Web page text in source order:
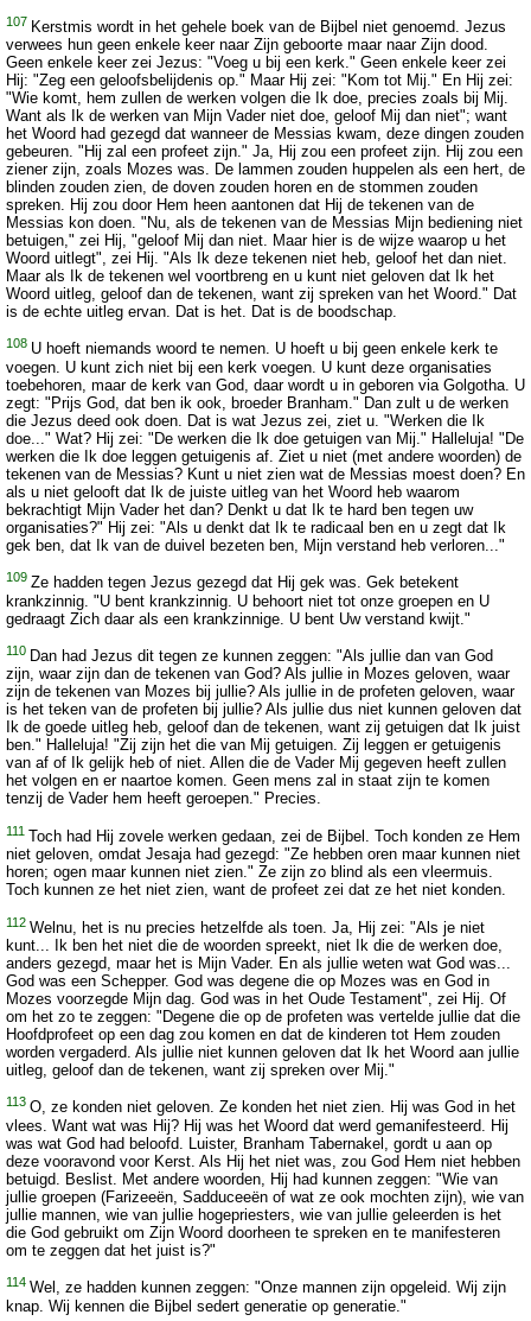
107 Kerstmis wordt in het gehele boek van de Bijbel niet genoemd. Jezus
verwees hun geen enkele keer naar Zijn geboorte maar naar Zijn dood.
Geen enkele keer zei Jezus: "Voeg u bij een kerk." Geen enkele keer zei
Hij: "Zeg een geloofsbelijdenis op." Maar Hij zei: "Kom tot Mij." En Hij zei:
"Wie komt, hem zullen de werken volgen die Ik doe, precies zoals bij Mij.
Want als Ik de werken van Mijn Vader niet doe, geloof Mij dan niet"; want
het Woord had gezegd dat wanneer de Messias kwam, deze dingen zouden
gebeuren. "Hij zal een profeet zijn." Ja, Hij zou een profeet zijn. Hij zou een
ziener zijn, zoals Mozes was. De lammen zouden huppelen als een hert, de
blinden zouden zien, de doven zouden horen en de stommen zouden
spreken. Hij zou door Hem heen aantonen dat Hij de tekenen van de
Messias kon doen. "Nu, als de tekenen van de Messias Mijn bediening niet
betuigen," zei Hij, "geloof Mij dan niet. Maar hier is de wijze waarop u het
Woord uitlegt", zei Hij. "Als Ik deze tekenen niet heb, geloof het dan niet.
Maar als Ik de tekenen wel voortbreng en u kunt niet geloven dat Ik het
Woord uitleg, geloof dan de tekenen, want zij spreken van het Woord." Dat
is de echte uitleg ervan. Dat is het. Dat is de boodschap.
108 U hoeft niemands woord te nemen. U hoeft u bij geen enkele kerk te
voegen. U kunt zich niet bij een kerk voegen. U kunt deze organisaties
toebehoren, maar de kerk van God, daar wordt u in geboren via Golgotha. U
zegt: "Prijs God, dat ben ik ook, broeder Branham." Dan zult u de werken
die Jezus deed ook doen. Dat is wat Jezus zei, ziet u. "Werken die Ik
doe..." Wat? Hij zei: "De werken die Ik doe getuigen van Mij." Halleluja! "De
werken die Ik doe leggen getuigenis af. Ziet u niet (met andere woorden) de
tekenen van de Messias? Kunt u niet zien wat de Messias moest doen? En
als u niet gelooft dat Ik de juiste uitleg van het Woord heb waarom
bekrachtigt Mijn Vader het dan? Denkt u dat Ik te hard ben tegen uw
organisaties?" Hij zei: "Als u denkt dat Ik te radicaal ben en u zegt dat Ik
gek ben, dat Ik van de duivel bezeten ben, Mijn verstand heb verloren..."
109 Ze hadden tegen Jezus gezegd dat Hij gek was. Gek betekent
krankzinnig. "U bent krankzinnig. U behoort niet tot onze groepen en U
gedraagt Zich daar als een krankzinnige. U bent Uw verstand kwijt."
110 Dan had Jezus dit tegen ze kunnen zeggen: "Als jullie dan van God
zijn, waar zijn dan de tekenen van God? Als jullie in Mozes geloven, waar
zijn de tekenen van Mozes bij jullie? Als jullie in de profeten geloven, waar
is het teken van de profeten bij jullie? Als jullie dus niet kunnen geloven dat
Ik de goede uitleg heb, geloof dan de tekenen, want zij getuigen dat Ik juist
ben." Halleluja! "Zij zijn het die van Mij getuigen. Zij leggen er getuigenis
van af of Ik gelijk heb of niet. Allen die de Vader Mij gegeven heeft zullen
het volgen en er naartoe komen. Geen mens zal in staat zijn te komen
tenzij de Vader hem heeft geroepen." Precies.
111 Toch had Hij zovele werken gedaan, zei de Bijbel. Toch konden ze Hem
niet geloven, omdat Jesaja had gezegd: "Ze hebben oren maar kunnen niet
horen; ogen maar kunnen niet zien." Ze zijn zo blind als een vleermuis.
Toch kunnen ze het niet zien, want de profeet zei dat ze het niet konden.
112 Welnu, het is nu precies hetzelfde als toen. Ja, Hij zei: "Als je niet
kunt... Ik ben het niet die de woorden spreekt, niet Ik die de werken doe,
anders gezegd, maar het is Mijn Vader. En als jullie weten wat God was...
God was een Schepper. God was degene die op Mozes was en God in
Mozes voorzegde Mijn dag. God was in het Oude Testament", zei Hij. Of
om het zo te zeggen: "Degene die op de profeten was vertelde jullie dat die
Hoofdprofeet op een dag zou komen en dat de kinderen tot Hem zouden
worden vergaderd. Als jullie niet kunnen geloven dat Ik het Woord aan jullie
uitleg, geloof dan de tekenen, want zij spreken over Mij."
113 O, ze konden niet geloven. Ze konden het niet zien. Hij was God in het
vlees. Want wat was Hij? Hij was het Woord dat werd gemanifesteerd. Hij
was wat God had beloofd. Luister, Branham Tabernakel, gordt u aan op
deze vooravond voor Kerst. Als Hij het niet was, zou God Hem niet hebben
betuigd. Beslist. Met andere woorden, Hij had kunnen zeggen: "Wie van
jullie groepen (Farizeeën, Sadduceeën of wat ze ook mochten zijn), wie van
jullie mannen, wie van jullie hogepriesters, wie van jullie geleerden is het
die God gebruikt om Zijn Woord doorheen te spreken en te manifesteren
om te zeggen dat het juist is?"
114 Wel, ze hadden kunnen zeggen: "Onze mannen zijn opgeleid. Wij zijn
knap. Wij kennen die Bijbel sedert generatie op generatie."